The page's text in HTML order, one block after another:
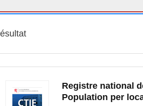
Registre national
Population per